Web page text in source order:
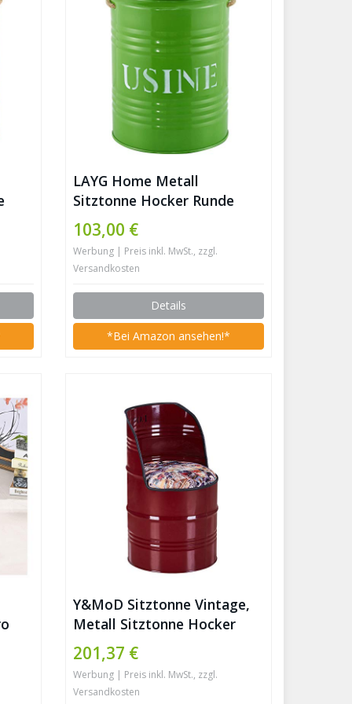
LAYG Home Metall
Sitztonne Hocker Runde
Sitztruhe Mit
Holzabdeckung Stauraum
Vintage Mülleimer
Abnehmbar,Sitzhocker Mit
Stauraum Fußhocker
Aufbewahrungsbox,Grün
103,00 €
Werbung | Preis inkl. MwSt., zzgl.
Versandkosten
Details
*Bei Amazon ansehen!*
Y&MoD Sitztonne Vintage,
Metall Sitztonne Hocker
runde Sitztruhe mit
Kunstleder,Stauraum zum
Schlafzimmer, Wohnzimmer,
201,37 €
Werbung | Preis inkl. MwSt., zzgl.
Versandkosten